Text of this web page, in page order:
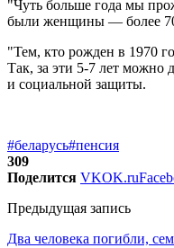
"Чуть больше года мы
были женщины — более
"Тем, кто рожден в 1970
Так, за эти 5-7 лет можно
и социальной защиты.
#беларусь#пенсия
309
Поделится VKOK.ru
Предыдущая запись
Два человека погибли,